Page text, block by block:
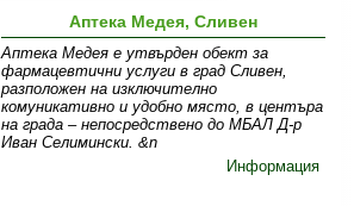
Аптека Медея, Сливен
Аптека Медея е утвърден обект за
фармацевтични услуги в град Сливен,
разположен на изключително
комуникативно и удобно място, в центъра
на града – непосредствено до МБАЛ Д-р
Иван Селимински. &n
Информация